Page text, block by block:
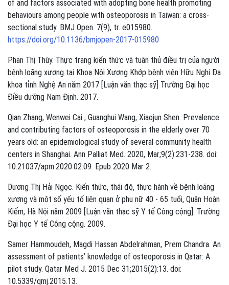
of and factors associated with adopting bone health promoting
behaviours among people with osteoporosis in Taiwan: a cross-
sectional study. BMJ Open. 7(9), tr. e015980.
https://doi.org/10.1136/bmjopen-2017-015980
Phan Thị Thùy. Thực trạng kiến thức và tuân thủ điều trị của người
bệnh loãng xương tại Khoa Nội Xương Khớp bệnh viện Hữu Nghị Đa
khoa tỉnh Nghệ An năm 2017 [Luận văn thạc sỹ] Trường Đại học
Điều dưỡng Nam Định. 2017.
Qian Zhang, Wenwei Cai , Guanghui Wang, Xiaojun Shen. Prevalence
and contributing factors of osteoporosis in the elderly over 70
years old: an epidemiological study of several community health
centers in Shanghai. Ann Palliat Med. 2020, Mar;9(2):231-238. doi:
10.21037/apm.2020.02.09. Epub 2020 Mar 2.
Dương Thị Hải Ngọc. Kiến thức, thái độ, thực hành về bệnh loãng
xương và một số yếu tố liên quan ở phụ nữ 40 - 65 tuổi, Quận Hoàn
Kiếm, Hà Nội năm 2009 [Luận văn thạc sỹ Y tế Công cộng]. Trường
Đại học Y tế Công cộng. 2009.
Samer Hammoudeh, Magdi Hassan Abdelrahman, Prem Chandra. An
assessment of patients’ knowledge of osteoporosis in Qatar: A
pilot study. Qatar Med J. 2015 Dec 31;2015(2):13. doi:
10.5339/qmj.2015.13.